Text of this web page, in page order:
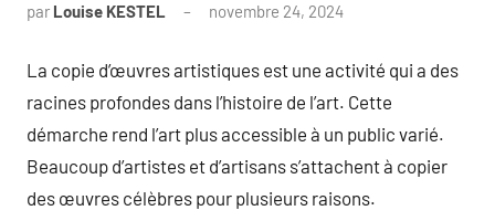
par Louise KESTEL novembre 24, 2024
La copie d’œuvres artistiques est une activité qui a des
racines profondes dans l’histoire de l’art. Cette
démarche rend l’art plus accessible à un public varié.
Beaucoup d’artistes et d’artisans s’attachent à copier
des œuvres célèbres pour plusieurs raisons.